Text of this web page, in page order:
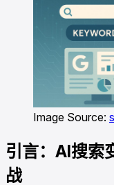
Image Source:
引言：AI搜索
战